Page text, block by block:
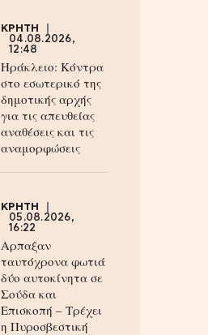
ΚΡΗΤΗ
04.08.2026,
12:48
Ηράκλειο: Κόντρα
στο εσωτερικό της
δημοτικής αρχής
για τις απευθείας
αναθέσεις και τις
αναμορφώσεις
ΚΡΗΤΗ
05.08.2026,
16:22
Αρπαξαν
ταυτόχρονα φωτιά
δύο αυτοκίνητα σε
Σούδα και
Επισκοπή – Τρέχει
η Πυροσβεστική